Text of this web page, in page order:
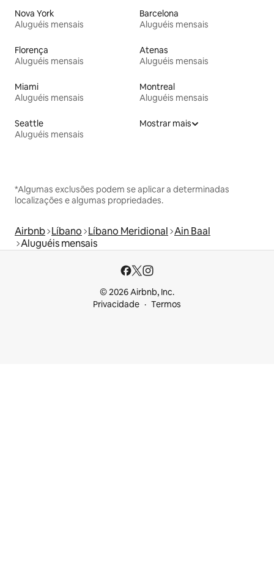
Nova York
Aluguéis mensais
Barcelona
Aluguéis mensais
Florença
Aluguéis mensais
Atenas
Aluguéis mensais
Miami
Aluguéis mensais
Montreal
Aluguéis mensais
Seattle
Aluguéis mensais
Mostrar mais
*Algumas exclusões podem se aplicar a determinadas
localizações e algumas propriedades.
Airbnb Líbano Líbano Meridional Ain Baal
Aluguéis mensais
© 2026 Airbnb, Inc.
Privacidade
Termos